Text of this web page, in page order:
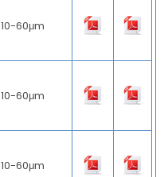
10-60μm
10-60μm
10-60μm